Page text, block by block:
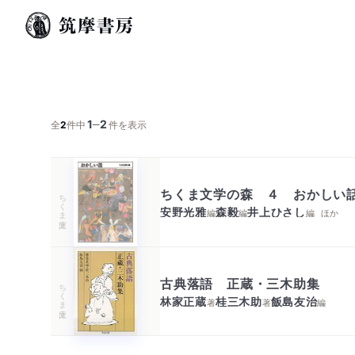
全2件中1─2件を表示
ちくま文庫 ちくま文学の森 ４ おかしい
安野光雅編森毅編井上ひさし編 ほか
ちくま文庫 古典落語 正蔵・三木助集
林家正蔵著桂三木助著飯島友治編